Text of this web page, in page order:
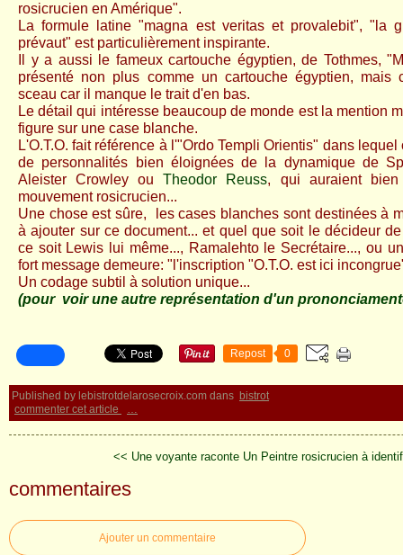
rosicrucien en Amérique".
La formule latine "magna est veritas et provalebit", "la
prévaut" est particulièrement inspirante.
Il y a aussi le fameux cartouche égyptien, de Tothmes,
présenté non plus comme un cartouche égyptien, mais
sceau car il manque le trait d'en bas.
Le détail qui intéresse beaucoup de monde est la mention
figure sur une case blanche.
L'O.T.O. fait référence à l'"Ordo Templi Orientis" dans
de personnalités bien éloignées de la dynamique de
Aleister Crowley ouTheodor Reuss, qui auraient bien
mouvement rosicrucien...
Une chose est sûre, les cases blanches sont destinées à
à ajouter sur ce document... et quel que soit le décideur
ce soit Lewis lui même..., Ramalehto le Secrétaire..., ou
fort message demeure: "l'inscription "O.T.O. est ici
Un codage subtil à solution unique...
(pour voir une autre représentation d'un
Repost 0
Published by lebistrotdelarosecroix.com dans bistrot
commenter cet article
…
<< Une voyante raconte Un Peintre rosicrucien à
commentaires
Ajouter un commentaire